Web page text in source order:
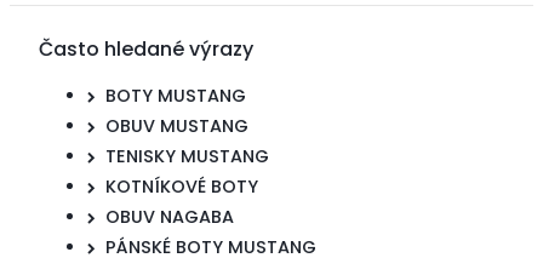
Často hledané výrazy
BOTY MUSTANG
OBUV MUSTANG
TENISKY MUSTANG
KOTNÍKOVÉ BOTY
OBUV NAGABA
PÁNSKÉ BOTY MUSTANG